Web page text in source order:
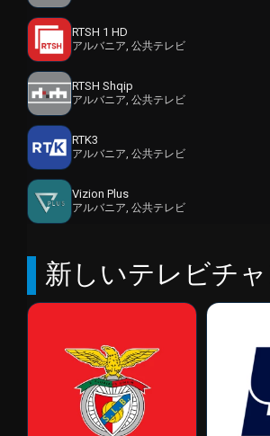
RTSH 1 HD
アルバニア, 公共テレビ
RTSH Shqip
アルバニア, 公共テレビ
RTK3
アルバニア, 公共テレビ
Vizion Plus
アルバニア, 公共テレビ
新しいテレビチ